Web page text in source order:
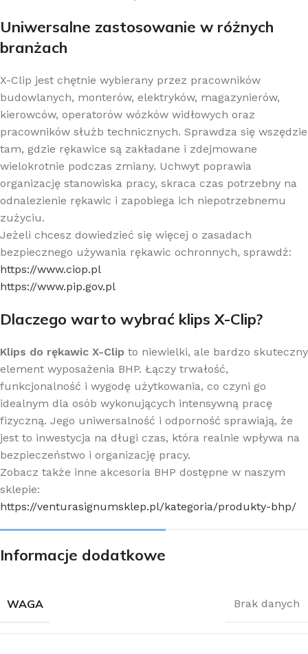
Uniwersalne zastosowanie w różnych
branżach
X-Clip jest chętnie wybierany przez pracowników
budowlanych, monterów, elektryków, magazynierów,
kierowców, operatorów wózków widłowych oraz
pracowników służb technicznych. Sprawdza się wszędzie
tam, gdzie rękawice są zakładane i zdejmowane
wielokrotnie podczas zmiany. Uchwyt poprawia
organizację stanowiska pracy, skraca czas potrzebny na
odnalezienie rękawic i zapobiega ich niepotrzebnemu
zużyciu.
Jeżeli chcesz dowiedzieć się więcej o zasadach
bezpiecznego używania rękawic ochronnych, sprawdź:
https://www.ciop.pl
https://www.pip.gov.pl
Dlaczego warto wybrać klips X-Clip?
Klips do rękawic X-Clip to niewielki, ale bardzo skuteczny
element wyposażenia BHP. Łączy trwałość,
funkcjonalność i wygodę użytkowania, co czyni go
idealnym dla osób wykonujących intensywną pracę
fizyczną. Jego uniwersalność i odporność sprawiają, że
jest to inwestycja na długi czas, która realnie wpływa na
bezpieczeństwo i organizację pracy.
Zobacz także inne akcesoria BHP dostępne w naszym
sklepie:
https://venturasignumsklep.pl/kategoria/produkty-bhp/
Informacje dodatkowe
WAGA Brak danych